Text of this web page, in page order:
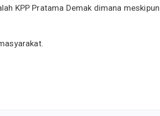
KPP Pratama Demak dimana meskipun